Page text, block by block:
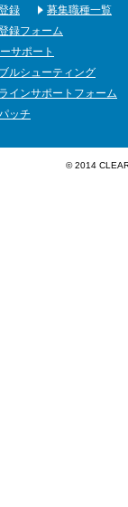
録
募集職種一覧
録フォーム
サポート
ルシューティング
インサポートフォーム
ッチ
© 2014